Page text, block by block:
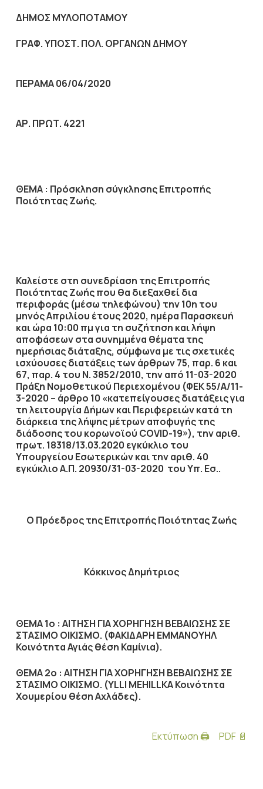
ΔΗΜΟΣ ΜΥΛΟΠΟΤΑΜΟΥ
ΓΡΑΦ. ΥΠΟΣΤ. ΠΟΛ. ΟΡΓΑΝΩΝ ΔΗΜΟΥ
ΠΕΡΑΜΑ 06/04/2020
ΑΡ. ΠΡΩΤ. 4221
ΘΕΜΑ : Πρόσκληση σύγκλησης Επιτροπής
Ποιότητας Ζωής.
Καλείστε στη συνεδρίαση της Επιτροπής
Ποιότητας Ζωής που θα διεξαχθείδια
περιφοράς(μέσω τηλεφώνου) την10η του
μηνόςΑπριλίου έτους2020, ημέρα Παρασκευή
και ώρα 10:00 πμγια τη συζήτηση και λήψη
αποφάσεων στα συνημμένα θέματα της
ημερήσιας διάταξης, σύμφωνα με τις σχετικές
ισχύουσες διατάξεις των άρθρων 75, παρ. 6 και
67, παρ. 4 του Ν. 3852/2010, την από 11-03-2020
Πράξη Νομοθετικού Περιεχομένου (ΦΕΚ 55/Α/11-
3-2020 – άρθρο 10 «κατεπείγουσες διατάξεις για
τη λειτουργία Δήμων και Περιφερειών κατά τη
διάρκεια της λήψης μέτρων αποφυγής της
διάδοσης του κορωνοϊού COVID-19»), την αριθ.
πρωτ. 18318/13.03.2020 εγκύκλιο του
Υπουργείου Εσωτερικών και την αριθ. 40
εγκύκλιο Α.Π. 20930/31-03-2020 του Υπ. Εσ..
Ο Πρόεδροςτης Επιτροπής Ποιότητας Ζωής
Κόκκινος Δημήτριος
ΘΕΜΑ 1ο : ΑΙΤΗΣΗ ΓΙΑ ΧΟΡΗΓΗΣΗ ΒΕΒΑΙΩΣΗΣ ΣΕ
ΣΤΑΣΙΜΟ ΟΙΚΙΣΜΟ. (ΦΑΚΙΔΑΡΗ ΕΜΜΑΝΟΥΗΛ
Κοινότητα Αγιάς θέση Καμίνια).
ΘΕΜΑ 2ο : ΑΙΤΗΣΗ ΓΙΑ ΧΟΡΗΓΗΣΗ ΒΕΒΑΙΩΣΗΣ ΣΕ
ΣΤΑΣΙΜΟ ΟΙΚΙΣΜΟ. (YLLI MEHILLKA Κοινότητα
Χουμερίου θέση Αχλάδες).
Εκτύπωση 🖨 PDF 📄